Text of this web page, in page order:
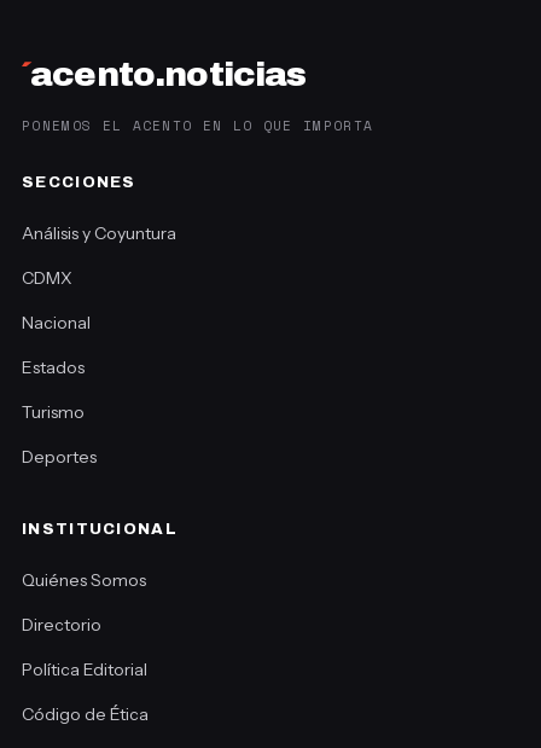
´acento.noticias
PONEMOS EL ACENTO EN LO QUE IMPORTA
SECCIONES
Análisis y Coyuntura
CDMX
Nacional
Estados
Turismo
Deportes
INSTITUCIONAL
Quiénes Somos
Directorio
Política Editorial
Código de Ética